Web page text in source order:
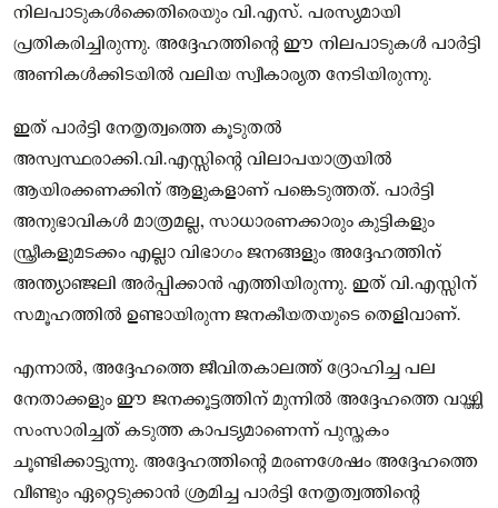
നിലപാടുകൾക്കെതിരെയും വി.എസ്. പരസ്യമായി
പ്രതികരിച്ചിരുന്നു. അദ്ദേഹത്തിന്റെ ഈ നിലപാടുകൾ പാർട്ടി
അണികൾക്കിടയിൽ വലിയ സ്വീകാര്യത നേടിയിരുന്നു.
ഇത് പാർട്ടി നേതൃത്വത്തെ കൂടുതൽ
അസ്വസ്ഥരാക്കി.വി.എസ്സിന്റെ വിലാപയാത്രയിൽ
ആയിരക്കണക്കിന് ആളുകളാണ് പങ്കെടുത്തത്. പാർട്ടി
അനുഭാവികൾ മാത്രമല്ല, സാധാരണക്കാരും കുട്ടികളും
സ്ത്രീകളുമടക്കം എല്ലാ വിഭാഗം ജനങ്ങളും അദ്ദേഹത്തിന്
അന്ത്യാഞ്ജലി അർപ്പിക്കാൻ എത്തിയിരുന്നു. ഇത് വി.എസ്സിന്
സമൂഹത്തിൽ ഉണ്ടായിരുന്ന ജനകീയതയുടെ തെളിവാണ്.
എന്നാൽ, അദ്ദേഹത്തെ ജീവിതകാലത്ത് ദ്രോഹിച്ച പല
നേതാക്കളും ഈ ജനക്കൂട്ടത്തിന് മുന്നിൽ അദ്ദേഹത്തെ വാഴ്ത്തി
സംസാരിച്ചത് കടുത്ത കാപട്യമാണെന്ന് പുസ്തകം
ചൂണ്ടിക്കാട്ടുന്നു. അദ്ദേഹത്തിന്റെ മരണശേഷം അദ്ദേഹത്തെ
വീണ്ടും ഏറ്റെടുക്കാൻ ശ്രമിച്ച പാർട്ടി നേതൃത്വത്തിന്റെ